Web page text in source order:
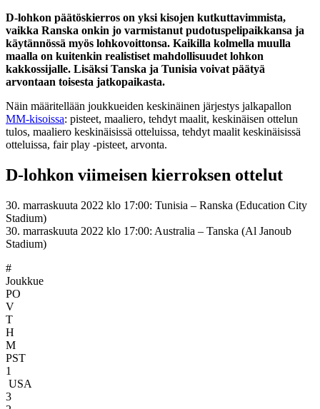
D-lohkon päätöskierros on yksi kisojen kutkuttavimmista,
vaikka Ranska onkin jo varmistanut pudotuspelipaikkansa ja
käytännössä myös lohkovoittonsa. Kaikilla kolmella muulla
maalla on kuitenkin realistiset mahdollisuudet lohkon
kakkossijalle. Lisäksi Tanska ja Tunisia voivat päätyä
arvontaan toisesta jatkopaikasta.
Näin määritellään joukkueiden keskinäinen järjestys jalkapallon
MM-kisoissa: pisteet, maaliero, tehdyt maalit, keskinäisen ottelun
tulos, maaliero keskinäisissä otteluissa, tehdyt maalit keskinäisissä
otteluissa, fair play -pisteet, arvonta.
D-lohkon viimeisen kierroksen ottelut
30. marraskuuta 2022 klo 17:00: Tunisia – Ranska (Education City
Stadium)
30. marraskuuta 2022 klo 17:00: Australia – Tanska (Al Janoub
Stadium)
#
Joukkue
PO
V
T
H
M
PST
1
USA
3